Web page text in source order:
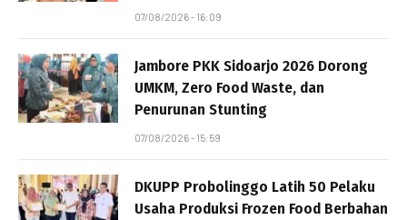
07/08/2026 - 16:09
Jambore PKK Sidoarjo 2026 Dorong
UMKM, Zero Food Waste, dan
Penurunan Stunting
07/08/2026 - 15:59
DKUPP Probolinggo Latih 50 Pelaku
Usaha Produksi Frozen Food Berbahan